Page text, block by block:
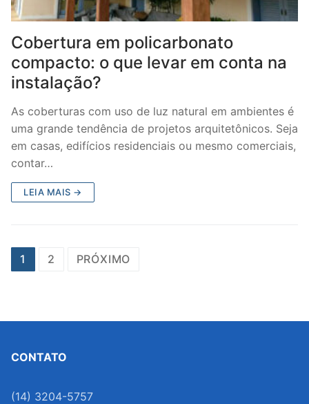
Cobertura em policarbonato
compacto: o que levar em conta na
instalação?
As coberturas com uso de luz natural em ambientes é
uma grande tendência de projetos arquitetônicos. Seja
em casas, edifícios residenciais ou mesmo comerciais,
contar…
LEIA MAIS →
Paginação
1 2 PRÓXIMO
CONTATO
(14) 3204-5757